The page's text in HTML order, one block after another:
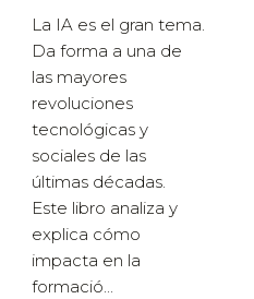
La IA es el gran tema.
Da forma a una de
las mayores
revoluciones
tecnológicas y
sociales de las
últimas décadas.
Este libro analiza y
explica cómo
impacta en la
formació...